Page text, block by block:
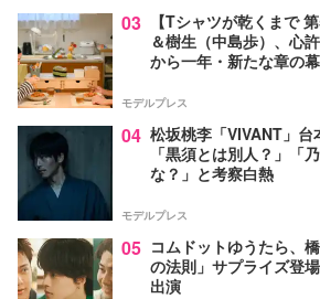
03
【Tシャツが乾くまで 第5話】咲子（蒼井優）
＆樹生（中島歩）、心
から一年・新たな章の
モデルプレス
04 松坂桃李「VIVANT」
「黒須とは別人？」「
な？」と考察白熱
モデルプレス
05 コムドットゆうたら、
の法則」サプライズ登
出演